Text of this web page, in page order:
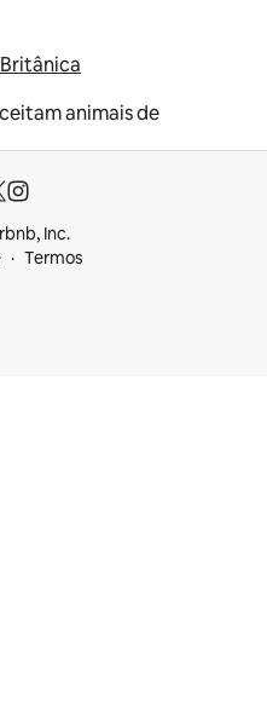
animais de
Inc.
Termos